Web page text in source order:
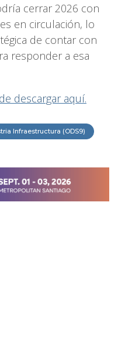
cerrar 2026 con
en circulación, lo
de contar con
responder a esa
descargar aquí.
Infraestructura (ODS9)